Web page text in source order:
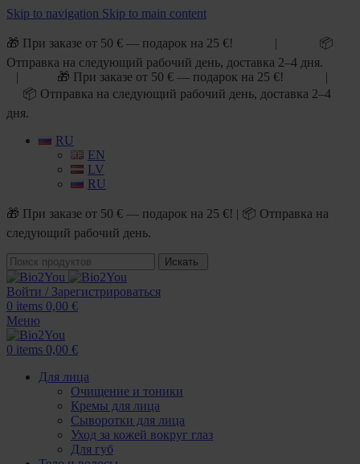
Skip to navigation Skip to main content
🎁 При заказе от 50 € — подарок на 25 €! | 📦
Отправка на следующий рабочий день, доставка 2–4 дня.
| 🎁 При заказе от 50 € — подарок на 25 €! |
📦 Отправка на следующий рабочий день, доставка 2–4
дня.
RU
EN
LV
RU
🎁 При заказе от 50 € — подарок на 25 €! | 📦 Отправка на
следующий рабочий день.
Искать
Войти / Зарегистрироваться
0 items 0,00 €
Меню
0 items 0,00 €
Для лица
Очищение и тоники
Кремы для лица
Сыворотки для лица
Уход за кожей вокруг глаз
Для губ